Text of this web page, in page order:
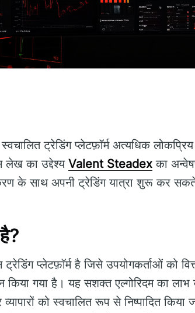
ट्रेडिंग प्लेटफ़ॉर्म अत्यधिक
लेख का उद्देश्य Valent Steadex का
के साथ अपनी ट्रेडिंग यात्रा शुरू कर
प्लेटफ़ॉर्म है जिसे उपयोगकर्ताओं को
गया है। यह सशक्त एल्गोरिदम का लाभ
को स्वचालित रूप से निष्पादित